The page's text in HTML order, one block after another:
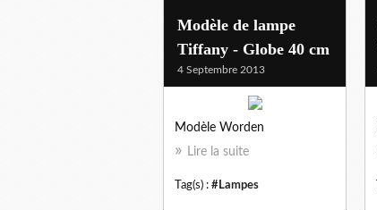
Modèle de lampe
Tiffany - Globe 40 cm
4 Septembre 2013
Modèle Worden
Lire la suite
Tag(s) : #Lampes